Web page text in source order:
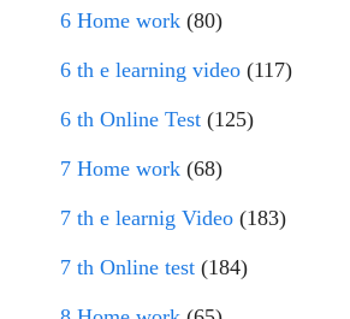
6 Home work (80)
6 th e learning video (117)
6 th Online Test (125)
7 Home work (68)
7 th e learnig Video (183)
7 th Online test (184)